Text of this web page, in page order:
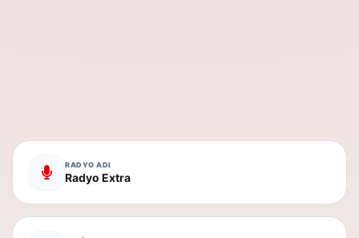
RADYO ADI
Radyo Extra